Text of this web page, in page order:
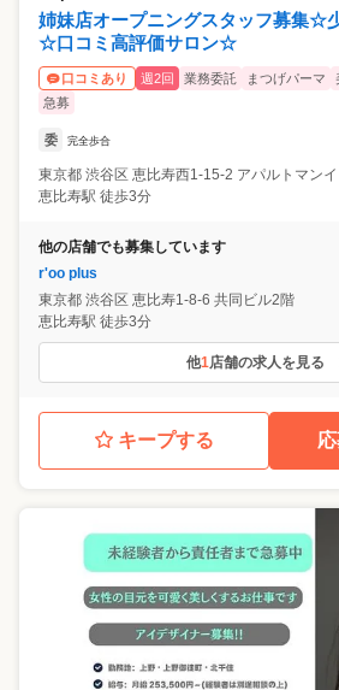
姉妹店オープニングスタッフ募集☆
☆口コミ高評価サロン☆
口コミあり 週2回 業務委託 まつげパーマ
急募
委 完全歩合
東京都 渋谷区 恵比寿西1-15-2 アパルトマン
恵比寿駅 徒歩3分
他の店舗でも募集しています
r'oo plus
東京都 渋谷区 恵比寿1-8-6 共同ビル2階
恵比寿駅 徒歩3分
他1店舗の求人を見る
キープする